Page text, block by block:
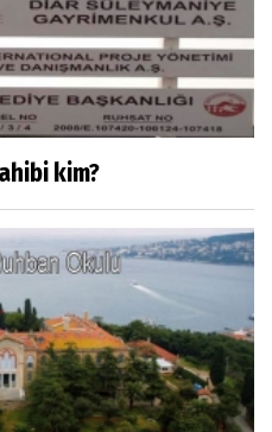
ebeveyn
ABİMİZİN SON
kim?